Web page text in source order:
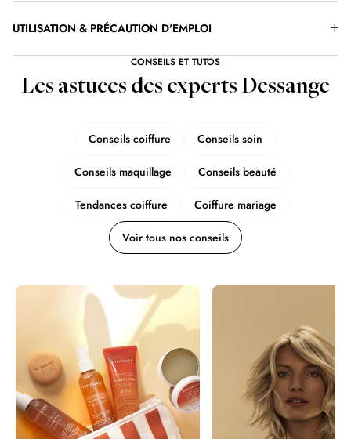
UTILISATION & PRÉCAUTION D'EMPLOI
CONSEILS ET TUTOS
Les astuces des experts Dessange
Conseils coiffure Conseils soin
Conseils maquillage Conseils beauté
Tendances coiffure Coiffure mariage
Voir tous nos conseils